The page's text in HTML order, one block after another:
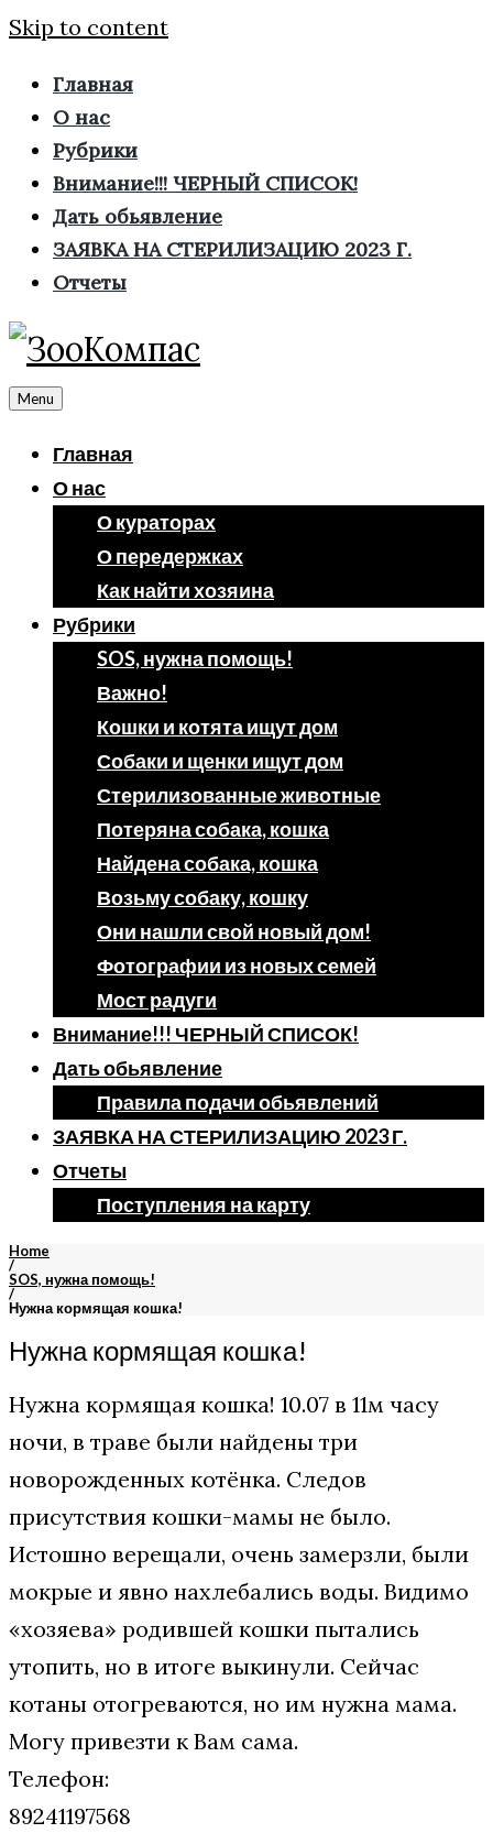
Skip to content
Главная
О нас
Рубрики
Внимание!!! ЧЕРНЫЙ СПИСОК!
Дать обьявление
ЗАЯВКА НА СТЕРИЛИЗАЦИЮ 2023 Г.
Отчеты
Menu
Главная
О нас
О кураторах
О передержках
Как найти хозяина
Рубрики
SOS, нужна помощь!
Важно!
Кошки и котята ищут дом
Собаки и щенки ищут дом
Стерилизованные животные
Потеряна собака, кошка
Найдена собака, кошка
Возьму собаку, кошку
Они нашли свой новый дом!
Фотографии из новых семей
Мост радуги
Внимание!!! ЧЕРНЫЙ СПИСОК!
Дать обьявление
Правила подачи обьявлений
ЗАЯВКА НА СТЕРИЛИЗАЦИЮ 2023 Г.
Отчеты
Поступления на карту
Home
/
SOS, нужна помощь!
/
Нужна кормящая кошка!
Нужна кормящая кошка!
Нужна кормящая кошка! 10.07 в 11м часу
ночи, в траве были найдены три
новорожденных котёнка. Следов
присутствия кошки-мамы не было.
Истошно верещали, очень замерзли, были
мокрые и явно нахлебались воды. Видимо
«хозяева» родившей кошки пытались
утопить, но в итоге выкинули. Сейчас
котаны отогреваются, но им нужна мама.
Могу привезти к Вам сама.
Телефон:
89241197568